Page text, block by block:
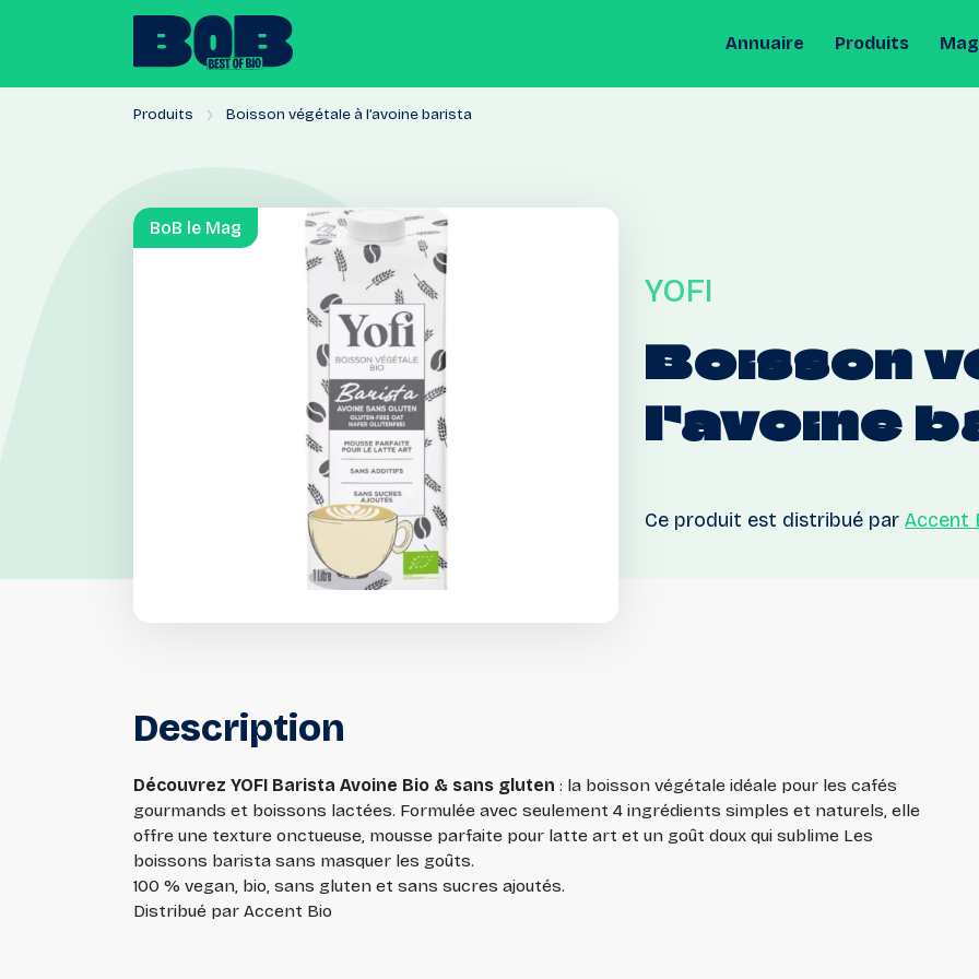
Annuaire Produits
Produits Boisson végétale à l’avoine barista
BoB le Mag
YOFI
Boisson
l’avoine
Ce produit est distribué parAccent
Description
Découvrez YOFI Barista Avoine Bio & sans gluten : la boisson végétale idéale pour les cafés
gourmands et boissons lactées. Formulée avec seulement 4 ingrédients simples et naturels, elle
offre une texture onctueuse, mousse parfaite pour latte art et un goût doux qui sublime Les
boissons barista sans masquer les goûts.
100 % vegan, bio, sans gluten et sans sucres ajoutés.
Distribué par Accent Bio